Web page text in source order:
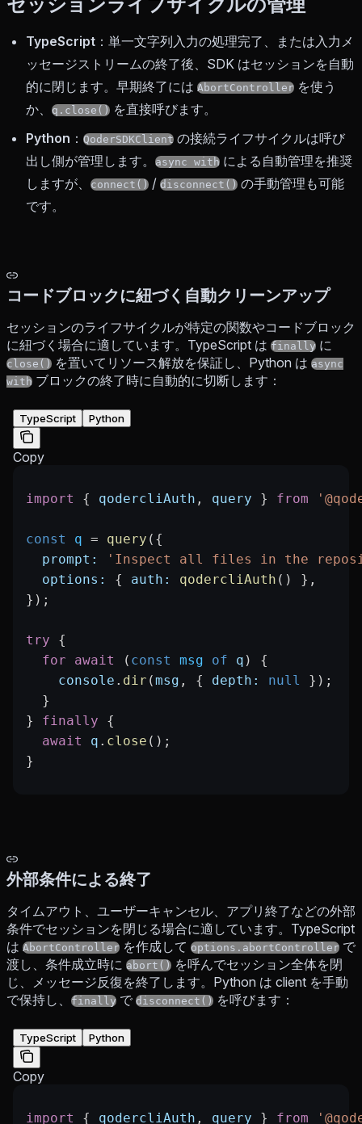
セッションライフサイクルの管理
TypeScript ：単一文字列入力の処理完了、または入力メ
ッセージストリームの終了後、SDK はセッションを自動
的に閉じます。早期終了には AbortController を使う
か、
q.close() を直接呼びます。
Python ： QoderSDKClient の接続ライフサイクルは呼び
出し側が管理します。
async with による自動管理を推奨
しますが、
connect() / disconnect() の手動管理も可能
です。
コードブロックに紐づく自動クリーンアップ
セッションのライフサイクルが特定の関数やコードブロック
に紐づく場合に適しています。TypeScript は finally に
close() を置いてリソース解放を保証し、Python は async
with ブロックの終了時に自動的に切断します：
TypeScript Python
Copy
import { qodercliAuth , query } from
const q = query ({
  prompt:
'Inspect all files in the
  options:
{ auth: qodercliAuth () },
});
try {
  for
await ( const msg of q ) {
    console
. dir (msg , { depth: null
});
  }
} finally {
  await
q . close ();
}
外部条件による終了
タイムアウト、ユーザーキャンセル、アプリ終了などの外部
条件でセッションを閉じる場合に適しています。TypeScript
は AbortController を作成して options.abortController で
渡し、条件成立時に abort() を呼んでセッション全体を閉
じ、メッセージ反復を終了します。Python は client を手動
で保持し、
finally で disconnect() を呼びます：
TypeScript Python
Copy
import { qodercliAuth , query } from